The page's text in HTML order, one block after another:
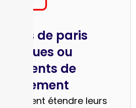
de paris
ou
de
peuvent étendre leurs